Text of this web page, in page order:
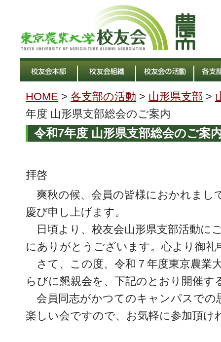
HOME > 各支部の活動 > 山形県支部 >
年度 山形県支部総会のご案内
令和7年度 山形県支部総会のご案
拝啓
爽秋の候、会員の皆様におかれまし
慶び申し上げます。
日頃より、校友会山形県支部活動に
にありがとうございます。心より御礼
さて、この度、令和７年度東京農業
らびに懇親会を、下記のとおり開催す
会員同志がかつてのキャンパスでの
楽しい会ですので、お気軽に参加頂け